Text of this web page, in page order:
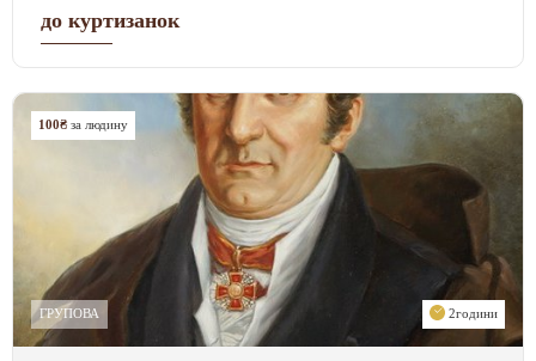
до куртизанок
100₴ за людину
ГРУПОВА 2години